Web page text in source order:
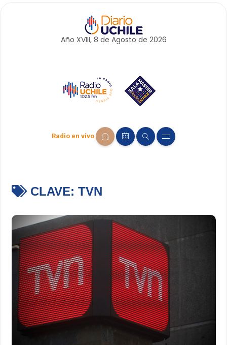
Año XVIII, 8 de Agosto de 2026
Radio en vivo
CLAVE: TVN